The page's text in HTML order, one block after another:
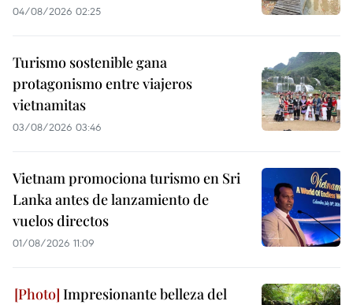
04/08/2026 02:25
Turismo sostenible gana
protagonismo entre viajeros
vietnamitas
03/08/2026 03:46
Vietnam promociona turismo en Sri
Lanka antes de lanzamiento de
vuelos directos
01/08/2026 11:09
Impresionante belleza del